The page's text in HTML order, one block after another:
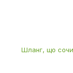
Шланг, що